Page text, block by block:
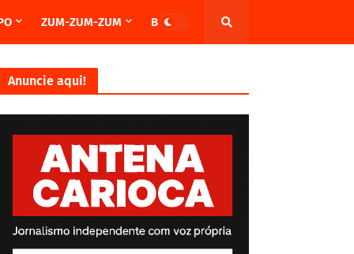
ZUM-ZUM-ZUM BRASIL
Anuncie aqui!